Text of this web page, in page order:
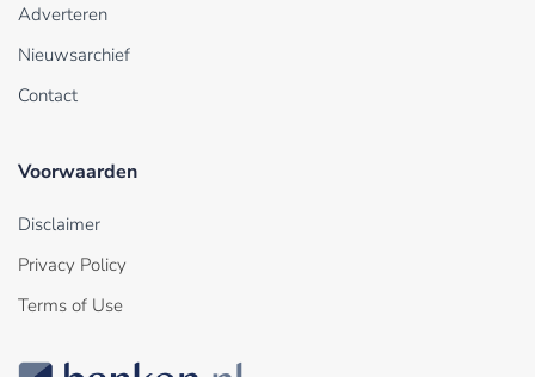
Adverteren
Nieuwsarchief
Contact
Voorwaarden
Disclaimer
Privacy Policy
Terms of Use